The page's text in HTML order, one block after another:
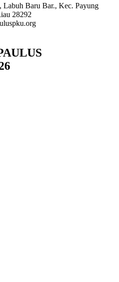
Labuh Baru Bar., Kec. Payung
28292